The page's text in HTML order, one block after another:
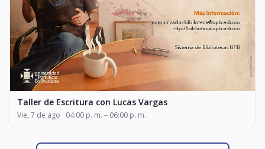
Taller de Escritura con Lucas Vargas
Vie, 7 de ago · 04:00 p. m. – 06:00 p. m.